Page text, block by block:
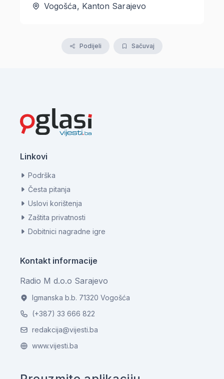
Vogošća, Kanton Sarajevo
Podijeli Sačuvaj
Linkovi
Podrška
Česta pitanja
Uslovi korištenja
Zaštita privatnosti
Dobitnici nagradne igre
Kontakt informacije
Radio M d.o.o Sarajevo
Igmanska b.b. 71320 Vogošća
(+387) 33 666 822
redakcija@vijesti.ba
www.vijesti.ba